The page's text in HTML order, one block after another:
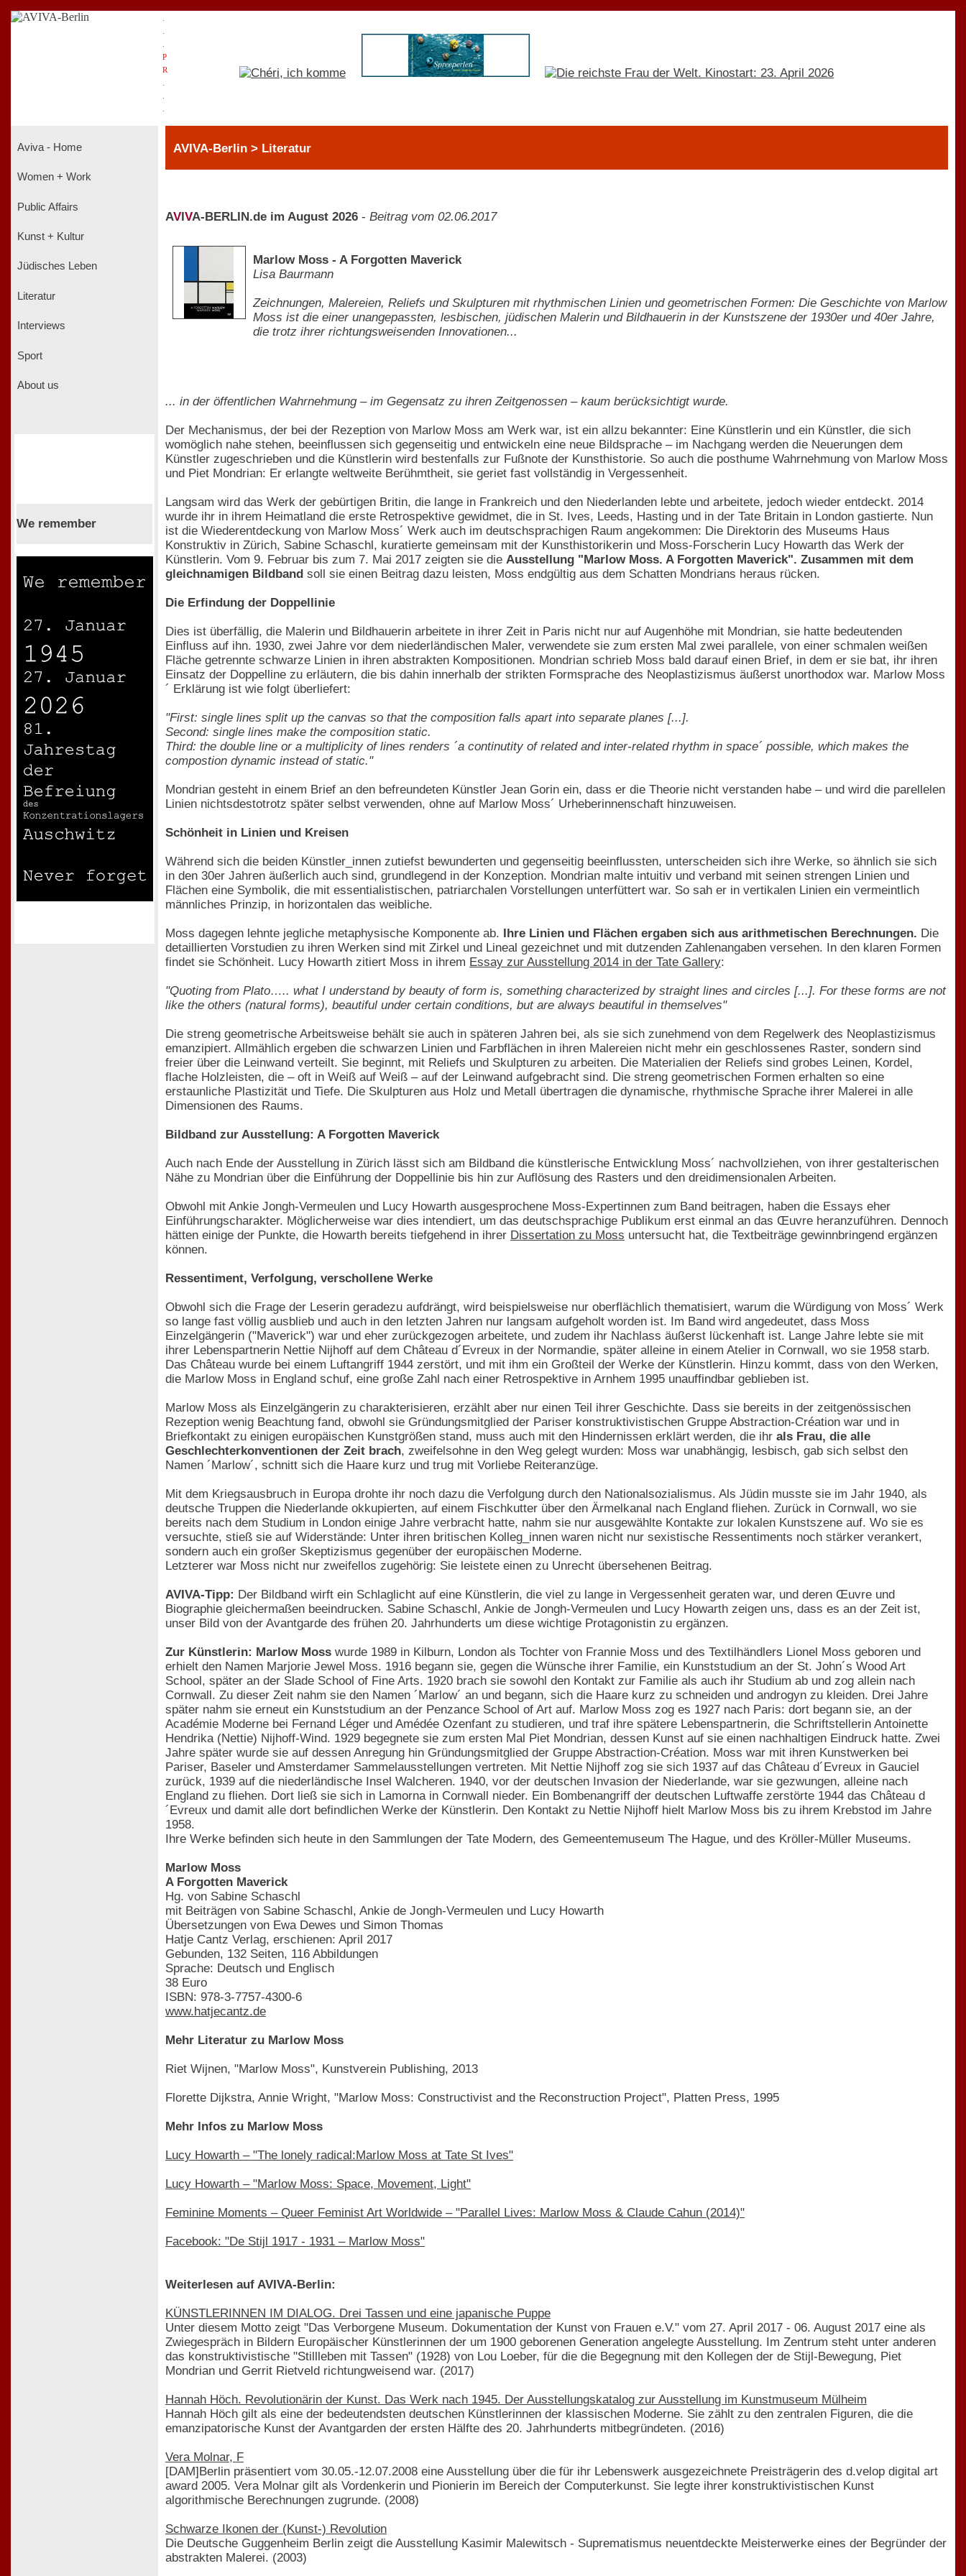
P
R
Aviva - Home
Women + Work
Public Affairs
Kunst + Kultur
Jüdisches Leben
Literatur
Interviews
Sport
About us
We remember
AVIVA-Berlin > Literatur
AV VA-BERLIN.de im August 2026 - Beitrag vom 02.06.2017
Marlow Moss - A Forgotten Maverick
Lisa Baurmann
Zeichnungen, Malereien, Reliefs und Skulpturen mit rhythmischen Linien und geometrischen Formen: Die Geschichte von Marlow
Moss ist die einer unangepassten, lesbischen, jüdischen Malerin und Bildhauerin in der Kunstszene der 1930er und 40er Jahre,
die trotz ihrer richtungsweisenden Innovationen...
... in der öffentlichen Wahrnehmung – im Gegensatz zu ihren Zeitgenossen – kaum berücksichtigt wurde.
Der Mechanismus, der bei der Rezeption von Marlow Moss am Werk war, ist ein allzu bekannter: Eine Künstlerin und ein Künstler, die sich
womöglich nahe stehen, beeinflussen sich gegenseitig und entwickeln eine neue Bildsprache – im Nachgang werden die Neuerungen dem
Künstler zugeschrieben und die Künstlerin wird bestenfalls zur Fußnote der Kunsthistorie. So auch die posthume Wahrnehmung von Marlow Moss
und Piet Mondrian: Er erlangte weltweite Berühmtheit, sie geriet fast vollständig in Vergessenheit.
Langsam wird das Werk der gebürtigen Britin, die lange in Frankreich und den Niederlanden lebte und arbeitete, jedoch wieder entdeckt. 2014
wurde ihr in ihrem Heimatland die erste Retrospektive gewidmet, die in St. Ives, Leeds, Hasting und in der Tate Britain in London gastierte. Nun
ist die Wiederentdeckung von Marlow Moss´ Werk auch im deutschsprachigen Raum angekommen: Die Direktorin des Museums Haus
Konstruktiv in Zürich, Sabine Schaschl, kuratierte gemeinsam mit der Kunsthistorikerin und Moss-Forscherin Lucy Howarth das Werk der
Künstlerin. Vom 9. Februar bis zum 7. Mai 2017 zeigten sie die Ausstellung "Marlow Moss. A Forgotten Maverick". Zusammen mit dem
gleichnamigen Bildband soll sie einen Beitrag dazu leisten, Moss endgültig aus dem Schatten Mondrians heraus rücken.
Die Erfindung der Doppellinie
Dies ist überfällig, die Malerin und Bildhauerin arbeitete in ihrer Zeit in Paris nicht nur auf Augenhöhe mit Mondrian, sie hatte bedeutenden
Einfluss auf ihn. 1930, zwei Jahre vor dem niederländischen Maler, verwendete sie zum ersten Mal zwei parallele, von einer schmalen weißen
Fläche getrennte schwarze Linien in ihren abstrakten Kompositionen. Mondrian schrieb Moss bald darauf einen Brief, in dem er sie bat, ihr ihren
Einsatz der Doppelline zu erläutern, die bis dahin innerhalb der strikten Formsprache des Neoplastizismus äußerst unorthodox war. Marlow Moss
´ Erklärung ist wie folgt überliefert:
"First: single lines split up the canvas so that the composition falls apart into separate planes [...].
Second: single lines make the composition static.
Third: the double line or a multiplicity of lines renders ´a continutity of related and inter-related rhythm in space´ possible, which makes the
compostion dynamic instead of static."
Mondrian gesteht in einem Brief an den befreundeten Künstler Jean Gorin ein, dass er die Theorie nicht verstanden habe – und wird die parellelen
Linien nichtsdestotrotz später selbst verwenden, ohne auf Marlow Moss´ Urheberinnenschaft hinzuweisen.
Schönheit in Linien und Kreisen
Während sich die beiden Künstler_innen zutiefst bewunderten und gegenseitig beeinflussten, unterscheiden sich ihre Werke, so ähnlich sie sich
in den 30er Jahren äußerlich auch sind, grundlegend in der Konzeption. Mondrian malte intuitiv und verband mit seinen strengen Linien und
Flächen eine Symbolik, die mit essentialistischen, patriarchalen Vorstellungen unterfüttert war. So sah er in vertikalen Linien ein vermeintlich
männliches Prinzip, in horizontalen das weibliche.
Moss dagegen lehnte jegliche metaphysische Komponente ab. Ihre Linien und Flächen ergaben sich aus arithmetischen Berechnungen. Die
detaillierten Vorstudien zu ihren Werken sind mit Zirkel und Lineal gezeichnet und mit dutzenden Zahlenangaben versehen. In den klaren Formen
findet sie Schönheit. Lucy Howarth zitiert Moss in ihrem Essay zur Ausstellung 2014 in der Tate Gallery:
"Quoting from Plato….. what I understand by beauty of form is, something characterized by straight lines and circles [...]. For these forms are not
like the others (natural forms), beautiful under certain conditions, but are always beautiful in themselves"
Die streng geometrische Arbeitsweise behält sie auch in späteren Jahren bei, als sie sich zunehmend von dem Regelwerk des Neoplastizismus
emanzipiert. Allmählich ergeben die schwarzen Linien und Farbflächen in ihren Malereien nicht mehr ein geschlossenes Raster, sondern sind
freier über die Leinwand verteilt. Sie beginnt, mit Reliefs und Skulpturen zu arbeiten. Die Materialien der Reliefs sind grobes Leinen, Kordel,
flache Holzleisten, die – oft in Weiß auf Weiß – auf der Leinwand aufgebracht sind. Die streng geometrischen Formen erhalten so eine
erstaunliche Plastizität und Tiefe. Die Skulpturen aus Holz und Metall übertragen die dynamische, rhythmische Sprache ihrer Malerei in alle
Dimensionen des Raums.
Bildband zur Ausstellung: A Forgotten Maverick
Auch nach Ende der Ausstellung in Zürich lässt sich am Bildband die künstlerische Entwicklung Moss´ nachvollziehen, von ihrer gestalterischen
Nähe zu Mondrian über die Einführung der Doppellinie bis hin zur Auflösung des Rasters und den dreidimensionalen Arbeiten.
Obwohl mit Ankie Jongh-Vermeulen und Lucy Howarth ausgesprochene Moss-Expertinnen zum Band beitragen, haben die Essays eher
Einführungscharakter. Möglicherweise war dies intendiert, um das deutschsprachige Publikum erst einmal an das Œuvre heranzuführen. Dennoch
hätten einige der Punkte, die Howarth bereits tiefgehend in ihrer Dissertation zu Moss untersucht hat, die Textbeiträge gewinnbringend ergänzen
können.
Ressentiment, Verfolgung, verschollene Werke
Obwohl sich die Frage der Leserin geradezu aufdrängt, wird beispielsweise nur oberflächlich thematisiert, warum die Würdigung von Moss´ Werk
so lange fast völlig ausblieb und auch in den letzten Jahren nur langsam aufgeholt worden ist. Im Band wird angedeutet, dass Moss
Einzelgängerin ("Maverick") war und eher zurückgezogen arbeitete, und zudem ihr Nachlass äußerst lückenhaft ist. Lange Jahre lebte sie mit
ihrer Lebenspartnerin Nettie Nijhoff auf dem Château d´Evreux in der Normandie, später alleine in einem Atelier in Cornwall, wo sie 1958 starb.
Das Château wurde bei einem Luftangriff 1944 zerstört, und mit ihm ein Großteil der Werke der Künstlerin. Hinzu kommt, dass von den Werken,
die Marlow Moss in England schuf, eine große Zahl nach einer Retrospektive in Arnhem 1995 unauffindbar geblieben ist.
Marlow Moss als Einzelgängerin zu charakterisieren, erzählt aber nur einen Teil ihrer Geschichte. Dass sie bereits in der zeitgenössischen
Rezeption wenig Beachtung fand, obwohl sie Gründungsmitglied der Pariser konstruktivistischen Gruppe Abstraction-Création war und in
Briefkontakt zu einigen europäischen Kunstgrößen stand, muss auch mit den Hindernissen erklärt werden, die ihr als Frau, die alle
Geschlechterkonventionen der Zeit brach, zweifelsohne in den Weg gelegt wurden: Moss war unabhängig, lesbisch, gab sich selbst den
Namen ´Marlow´, schnitt sich die Haare kurz und trug mit Vorliebe Reiteranzüge.
Mit dem Kriegsausbruch in Europa drohte ihr noch dazu die Verfolgung durch den Nationalsozialismus. Als Jüdin musste sie im Jahr 1940, als
deutsche Truppen die Niederlande okkupierten, auf einem Fischkutter über den Ärmelkanal nach England fliehen. Zurück in Cornwall, wo sie
bereits nach dem Studium in London einige Jahre verbracht hatte, nahm sie nur ausgewählte Kontakte zur lokalen Kunstszene auf. Wo sie es
versuchte, stieß sie auf Widerstände: Unter ihren britischen Kolleg_innen waren nicht nur sexistische Ressentiments noch stärker verankert,
sondern auch ein großer Skeptizismus gegenüber der europäischen Moderne.
Letzterer war Moss nicht nur zweifellos zugehörig: Sie leistete einen zu Unrecht übersehenen Beitrag.
AVIVA-Tipp: Der Bildband wirft ein Schlaglicht auf eine Künstlerin, die viel zu lange in Vergessenheit geraten war, und deren Œuvre und
Biographie gleichermaßen beeindrucken. Sabine Schaschl, Ankie de Jongh-Vermeulen und Lucy Howarth zeigen uns, dass es an der Zeit ist,
unser Bild von der Avantgarde des frühen 20. Jahrhunderts um diese wichtige Protagonistin zu ergänzen.
Zur Künstlerin: Marlow Moss wurde 1989 in Kilburn, London als Tochter von Frannie Moss und des Textilhändlers Lionel Moss geboren und
erhielt den Namen Marjorie Jewel Moss. 1916 begann sie, gegen die Wünsche ihrer Familie, ein Kunststudium an der St. John´s Wood Art
School, später an der Slade School of Fine Arts. 1920 brach sie sowohl den Kontakt zur Familie als auch ihr Studium ab und zog allein nach
Cornwall. Zu dieser Zeit nahm sie den Namen ´Marlow´ an und begann, sich die Haare kurz zu schneiden und androgyn zu kleiden. Drei Jahre
später nahm sie erneut ein Kunststudium an der Penzance School of Art auf. Marlow Moss zog es 1927 nach Paris: dort begann sie, an der
Académie Moderne bei Fernand Léger und Amédée Ozenfant zu studieren, und traf ihre spätere Lebenspartnerin, die Schriftstellerin Antoinette
Hendrika (Nettie) Nijhoff-Wind. 1929 begegnete sie zum ersten Mal Piet Mondrian, dessen Kunst auf sie einen nachhaltigen Eindruck hatte. Zwei
Jahre später wurde sie auf dessen Anregung hin Gründungsmitglied der Gruppe Abstraction-Création. Moss war mit ihren Kunstwerken bei
Pariser, Baseler und Amsterdamer Sammelausstellungen vertreten. Mit Nettie Nijhoff zog sie sich 1937 auf das Château d´Evreux in Gauciel
zurück, 1939 auf die niederländische Insel Walcheren. 1940, vor der deutschen Invasion der Niederlande, war sie gezwungen, alleine nach
England zu fliehen. Dort ließ sie sich in Lamorna in Cornwall nieder. Ein Bombenangriff der deutschen Luftwaffe zerstörte 1944 das Château d
´Evreux und damit alle dort befindlichen Werke der Künstlerin. Den Kontakt zu Nettie Nijhoff hielt Marlow Moss bis zu ihrem Krebstod im Jahre
1958.
Ihre Werke befinden sich heute in den Sammlungen der Tate Modern, des Gemeentemuseum The Hague, und des Kröller-Müller Museums.
Marlow Moss
A Forgotten Maverick
Hg. von Sabine Schaschl
mit Beiträgen von Sabine Schaschl, Ankie de Jongh-Vermeulen und Lucy Howarth
Übersetzungen von Ewa Dewes und Simon Thomas
Hatje Cantz Verlag, erschienen: April 2017
Gebunden, 132 Seiten, 116 Abbildungen
Sprache: Deutsch und Englisch
38 Euro
ISBN: 978-3-7757-4300-6
www.hatjecantz.de
Mehr Literatur zu Marlow Moss
Riet Wijnen, "Marlow Moss", Kunstverein Publishing, 2013
Florette Dijkstra, Annie Wright, "Marlow Moss: Constructivist and the Reconstruction Project", Platten Press, 1995
Mehr Infos zu Marlow Moss
Lucy Howarth – "The lonely radical:Marlow Moss at Tate St Ives"
Lucy Howarth – "Marlow Moss: Space, Movement, Light"
Feminine Moments – Queer Feminist Art Worldwide – "Parallel Lives: Marlow Moss & Claude Cahun (2014)"
Facebook: "De Stijl 1917 - 1931 – Marlow Moss"
Weiterlesen auf AVIVA-Berlin:
KÜNSTLERINNEN IM DIALOG. Drei Tassen und eine japanische Puppe
Unter diesem Motto zeigt "Das Verborgene Museum. Dokumentation der Kunst von Frauen e.V." vom 27. April 2017 - 06. August 2017 eine als
Zwiegespräch in Bildern Europäischer Künstlerinnen der um 1900 geborenen Generation angelegte Ausstellung. Im Zentrum steht unter anderen
das konstruktivistische "Stillleben mit Tassen" (1928) von Lou Loeber, für die die Begegnung mit den Kollegen der de Stijl-Bewegung, Piet
Mondrian und Gerrit Rietveld richtungweisend war. (2017)
Hannah Höch. Revolutionärin der Kunst. Das Werk nach 1945. Der Ausstellungskatalog zur Ausstellung im Kunstmuseum Mülheim
Hannah Höch gilt als eine der bedeutendsten deutschen Künstlerinnen der klassischen Moderne. Sie zählt zu den zentralen Figuren, die die
emanzipatorische Kunst der Avantgarden der ersten Hälfte des 20. Jahrhunderts mitbegründeten. (2016)
Vera Molnar, F
[DAM]Berlin präsentiert vom 30.05.-12.07.2008 eine Ausstellung über die für ihr Lebenswerk ausgezeichnete Preisträgerin des d.velop digital art
award 2005. Vera Molnar gilt als Vordenkerin und Pionierin im Bereich der Computerkunst. Sie legte ihrer konstruktivistischen Kunst
algorithmische Berechnungen zugrunde. (2008)
Schwarze Ikonen der (Kunst-) Revolution
Die Deutsche Guggenheim Berlin zeigt die Ausstellung Kasimir Malewitsch - Suprematismus neuentdeckte Meisterwerke eines der Begründer der
abstrakten Malerei. (2003)